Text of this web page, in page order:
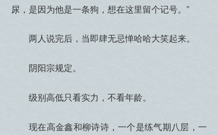
尿，是因为他是一条狗，想在这里留个记号。”
两人说完后，当即肆无忌惮哈哈大笑起来。
阴阳宗规定。
级别高低只看实力，不看年龄。
现在高金鑫和柳诗诗，一个是练气期八层，一